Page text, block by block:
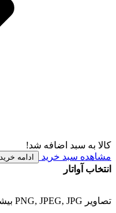
کالا به سبد اضافه شد!
مشاهده سبد خرید
ادامه خرید
انتخاب آواتار
تصاویر PNG, JPEG, JPG بیشترین حجم مجاز 3 مگابایت